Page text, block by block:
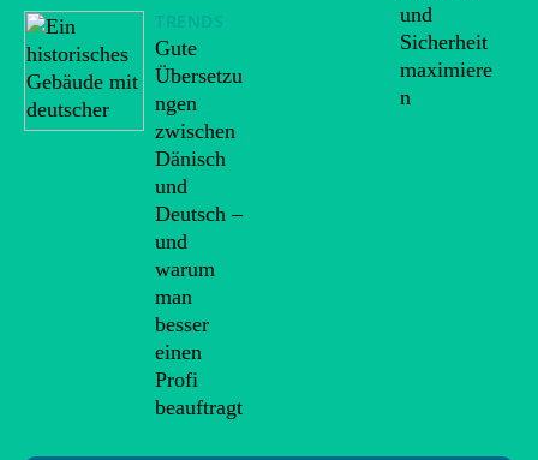
TRENDS
Gute
Übersetzu
ngen
zwischen
Dänisch
und
Deutsch –
und
warum
man
besser
einen
Profi
beauftragt
und
Sicherheit
maximiere
n